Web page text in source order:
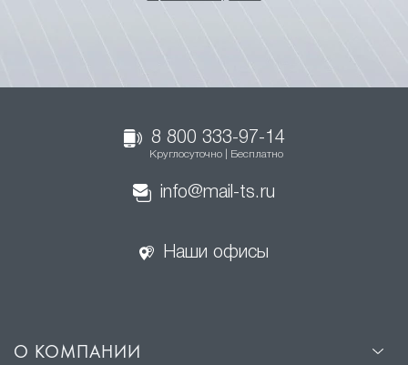
8 800 333-97-14
Круглосуточно | Бесплатно
info@mail-ts.ru
Наши офисы
О КОМПАНИИ